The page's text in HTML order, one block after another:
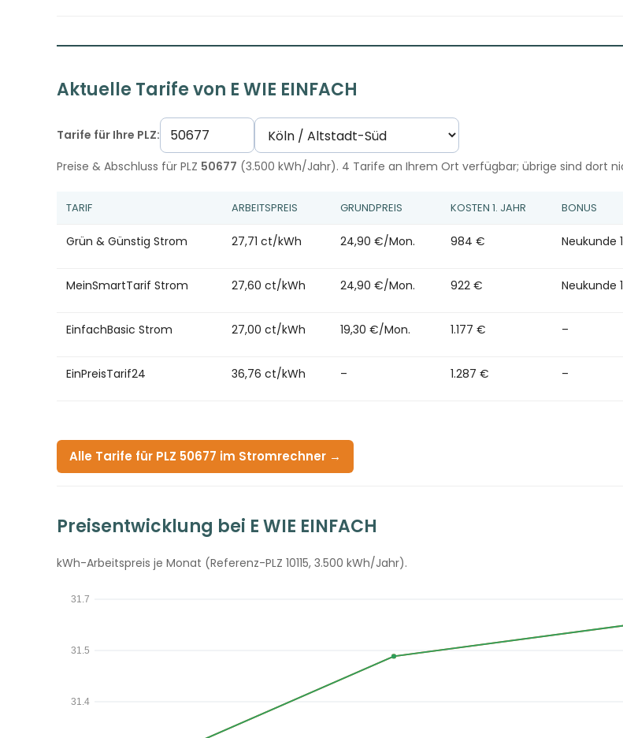
Aktuelle Tarife von E WIE EINFACH
Tarife für Ihre PLZ:
Preise & Abschluss für PLZ 50677 (3.500 kWh/Jahr). 4 Tarife an Ihrem Ort verfügbar; übrige sind dort
TARIF ARBEITSPREIS GRUNDPREIS KOSTEN 1. JAHR BONUS
Grün & Günstig Strom 27,71 ct/kWh 24,90 €/Mon. 984 € Neukunde
MeinSmartTarif Strom 27,60 ct/kWh 24,90 €/Mon. 922 € Neukunde
EinfachBasic Strom 27,00 ct/kWh 19,30 €/Mon. 1.177 € –
EinPreisTarif24 36,76 ct/kWh – 1.287 € –
Alle Tarife für PLZ 50677 im Stromrechner →
Preisentwicklung bei E WIE EINFACH
kWh-Arbeitspreis je Monat (Referenz-PLZ 10115, 3.500 kWh/Jahr).